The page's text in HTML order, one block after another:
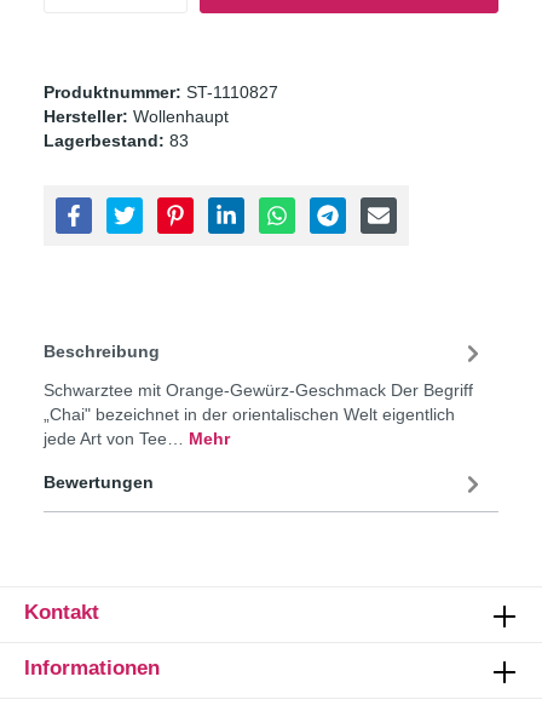
Produktnummer: ST-1110827
Hersteller: Wollenhaupt
Lagerbestand: 83
Beschreibung
Schwarztee mit Orange-Gewürz-Geschmack Der Begriff
„Chai" bezeichnet in der orientalischen Welt eigentlich
jede Art von Tee… Mehr
Bewertungen
Kontakt
Informationen